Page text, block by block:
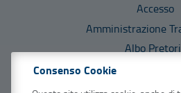
Accesso
Amministrazione
Albo
Consenso Cookie